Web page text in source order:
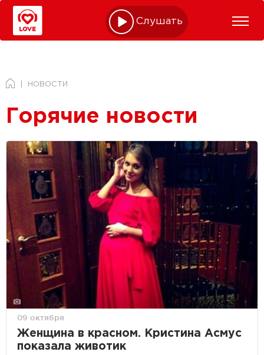
Слушать online
НОВОСТИ
Горячие новости
09 октября
Женщина в красном. Кристина Асмус
показала животик